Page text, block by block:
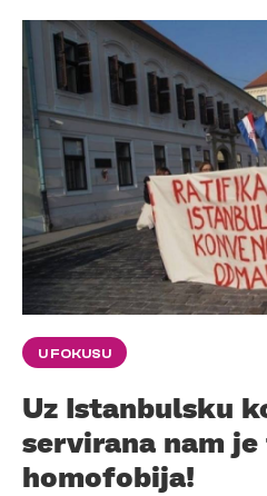
U FOKUSU
Uz Istanbulsku
servirana nam
homofobija!